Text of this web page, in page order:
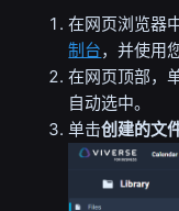
在网页浏览器
制台，并使用
在网页顶部，
自动选中。
单击创建的文